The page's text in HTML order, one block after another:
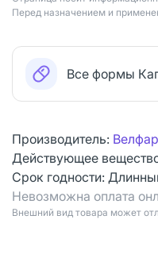
Перед назначением и
Все формы
Производитель:
Действующее
Срок годности:
Невозможна оплата
Bнешний вид товара может